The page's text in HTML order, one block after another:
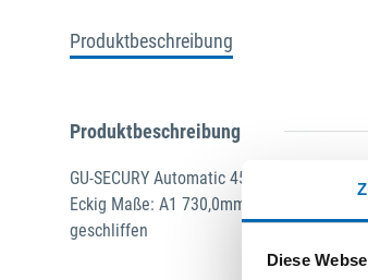
Diese
Produktbeschreibung
Produktbeschreibung
GU-SECURY Automatic 45/92 sf2 Nuss:
Eckig Maße: A1 730,0mm B1 760,0mm
geschliffen